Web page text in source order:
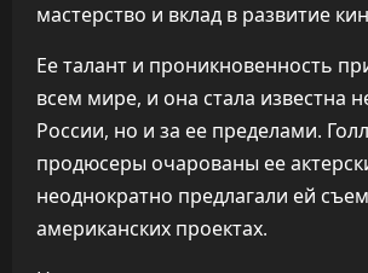
мастерство и вклад в развитие
Ее талант и проникновенность
всем мире, и она стала известна
России, но и за ее пределами.
продюсеры очарованы ее
неоднократно предлагали ей
американских проектах.